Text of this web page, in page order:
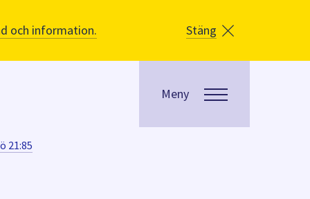
och information. Stäng
Meny
21:85